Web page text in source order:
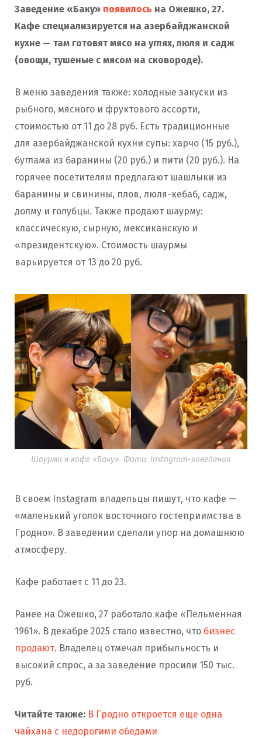
Заведение «Баку» появилось на Ожешко, 27.
Кафе специализируется на азербайджанской
кухне — там готовят мясо на углях, люля и садж
(овощи, тушеные с мясом на сковороде).
В меню заведения также: холодные закуски из
рыбного, мясного и фруктового ассорти,
стоимостью от 11 до 28 руб. Есть традиционные
для азербайджанской кухни супы: харчо (15 руб.),
буглама из баранины (20 руб.) и пити (20 руб.). На
горячее посетителям предлагают шашлыки из
баранины и свинины, плов, люля-кебаб, садж,
долму и голубцы. Также продают шаурму:
классическую, сырную, мексиканскую и
«президентскую». Стоимость шаурмы
варьируется от 13 до 20 руб.
Шаурма в кафе «Баку». Фото: Instagram-заведения
В своем Instagram владельцы пишут, что кафе —
«маленький уголок восточного гостеприимства в
Гродно». В заведении сделали упор на домашнюю
атмосферу.
Кафе работает с 11 до 23.
Ранее на Ожешко, 27 работало кафе «Пельменная
1961». В декабре 2025 стало известно, что бизнес
продают. Владелец отмечал прибыльность и
высокий спрос, а за заведение просили 150 тыс.
руб.
Читайте также: В Гродно откроется еще одна
чайхана с недорогими обедами